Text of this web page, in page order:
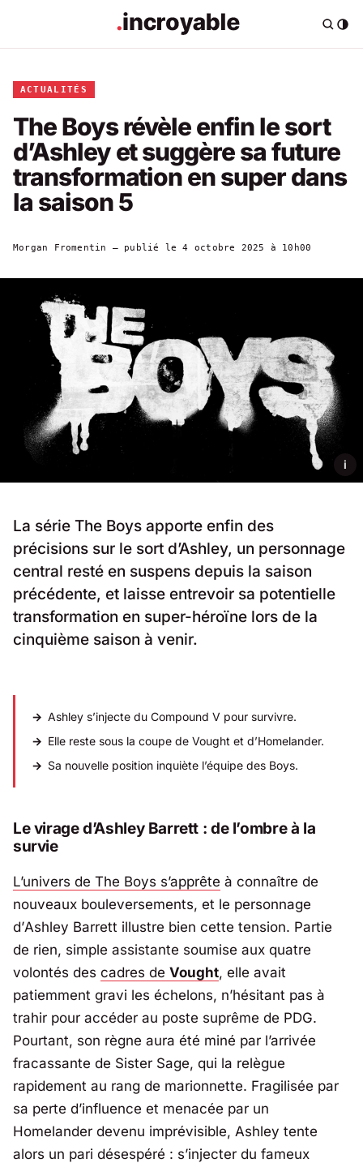
ACTUALITÉS
The Boys révèle enfin le sort
d’Ashley et suggère sa future
transformation en super dans
la saison 5
Morgan Fromentin — publié le4 octobre 2025 à 10h00
i
La série The Boys apporte enfin des
précisions sur le sort d’Ashley, un personnage
central resté en suspens depuis la saison
précédente, et laisse entrevoir sa potentielle
transformation en super-héroïne lors de la
cinquième saison à venir.
Ashley s’injecte du Compound V pour survivre.
Elle reste sous la coupe de Vought et d’Homelander.
Sa nouvelle position inquiète l’équipe des Boys.
Le virage d’Ashley Barrett : de l’ombre à la
survie
L’univers de The Boys s’apprête à connaître de
nouveaux bouleversements, et le personnage
d’Ashley Barrett illustre bien cette tension. Partie
de rien, simple assistante soumise aux quatre
volontés des cadres de Vought, elle avait
patiemment gravi les échelons, n’hésitant pas à
trahir pour accéder au poste suprême de PDG.
Pourtant, son règne aura été miné par l’arrivée
fracassante de Sister Sage, qui la relègue
rapidement au rang de marionnette. Fragilisée par
sa perte d’influence et menacée par un
Homelander devenu imprévisible, Ashley tente
alors un pari désespéré : s’injecter du fameux